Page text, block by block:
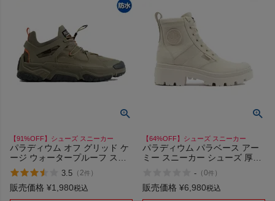
【91%OFF】シューズ スニーカー
パラディウム オフ グリッド ケ
ージ ウォータープルーフ スニ
ーカー シューズ 防水 ローカッ
ト カジュアル アウトドア
PALLADIUM OFF GRID CAGE
3.5 （ 2件 ）
販売価格 ¥1,980税込
【64%OFF】シューズ スニーカー
パラディウム パラベース アー
ミー スニーカー シューズ 厚底
ジュアル PALLADIUM
PALLABASE ARMY R 98865 ア
- （0件 ）
販売価格 ¥6,980税込